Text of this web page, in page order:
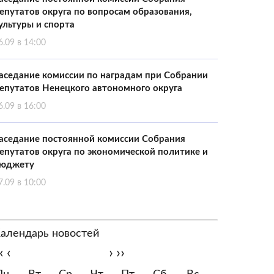
округа по вопросам образования,
и спорта
в 14:00
комиссии по наградам при Собрании
Ненецкого автономного округа
в 16:00
постоянной комиссии Собрания
округа по экономической политике и
в 10:00
новостей
‹ › ››